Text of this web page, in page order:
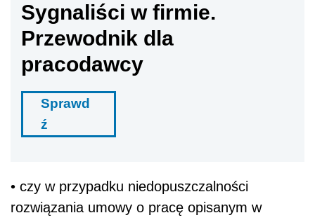
Sygnaliści w firmie.
Przewodnik dla
pracodawcy
Sprawd
ź
• czy w przypadku niedopuszczalności
rozwiązania umowy o pracę opisanym w